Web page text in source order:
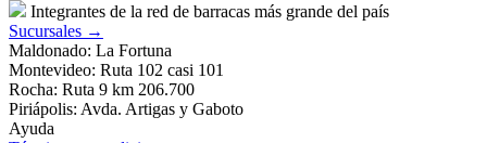
Integrantes de la red de barracas más grande del país
Sucursales →
Maldonado: La Fortuna
Montevideo: Ruta 102 casi 101
Rocha: Ruta 9 km 206.700
Piriápolis: Avda. Artigas y Gaboto
Ayuda